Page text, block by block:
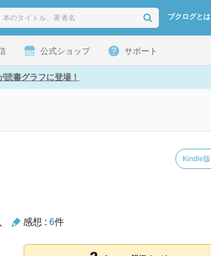
ブクログとは
公式ショップ サポート
書グラフに登場！
Kindle版
感想 : 6件